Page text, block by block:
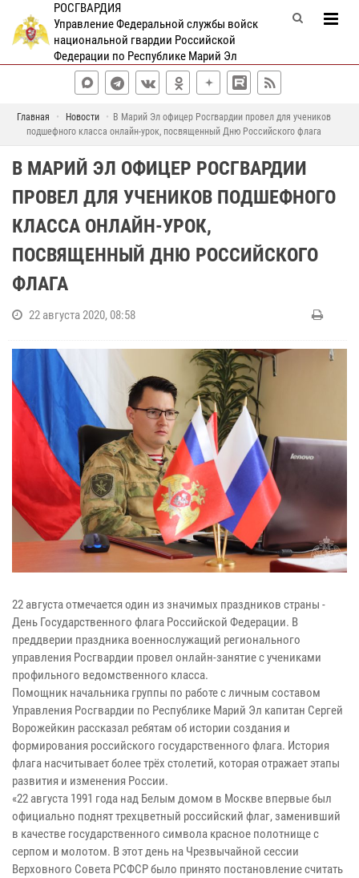
РОСГВАРДИЯ
Управление Федеральной службы войск
национальной гвардии Российской
Федерации по Республике Марий Эл
Главная Новости
В Марий Эл офицер Росгвардии провел для учеников
подшефного класса онлайн-урок, посвященный Дню Российского флага
В МАРИЙ ЭЛ ОФИЦЕР РОСГВАРДИИ
ПРОВЕЛ ДЛЯ УЧЕНИКОВ ПОДШЕФНОГО
КЛАССА ОНЛАЙН-УРОК,
ПОСВЯЩЕННЫЙ ДНЮ РОССИЙСКОГО
ФЛАГА
22 августа 2020, 08:58
22 августа отмечается один из значимых праздников страны -
День Государственного флага Российской Федерации. В
преддверии праздника военнослужащий регионального
управления Росгвардии провел онлайн-занятие с учениками
профильного ведомственного класса.
Помощник начальника группы по работе с личным составом
Управления Росгвардии по Республике Марий Эл капитан Сергей
Ворожейкин рассказал ребятам об истории создания и
формирования российского государственного флага. История
флага насчитывает более трёх столетий, которая отражает этапы
развития и изменения России.
«22 августа 1991 года над Белым домом в Москве впервые был
официально поднят трехцветный российский флаг, заменивший
в качестве государственного символа красное полотнище с
серпом и молотом. В этот день на Чрезвычайной сессии
Верховного Совета РСФСР было принято постановление считать